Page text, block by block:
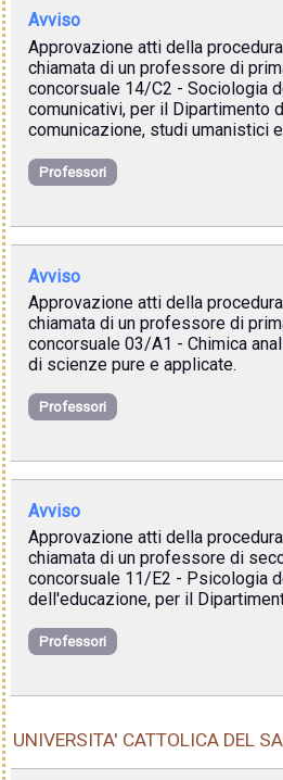
Avviso
Approvazione atti della
chiamata di un professore di
concorsuale 14/C2 - Sociologia
comunicativi, per il Dipartimento
comunicazione, studi umanistici
Professori
Avviso
Approvazione atti della
chiamata di un professore di
concorsuale 03/A1 - Chimica
di scienze pure e applicate.
Professori
Avviso
Approvazione atti della
chiamata di un professore di
concorsuale 11/E2 - Psicologia
dell'educazione, per il
Professori
UNIVERSITA' CATTOLICA DEL